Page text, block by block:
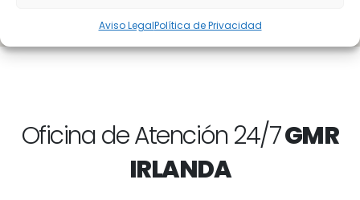
Aviso LegalPolítica de Privacidad
Oficina de Atención 24/7GMR
IRLANDA